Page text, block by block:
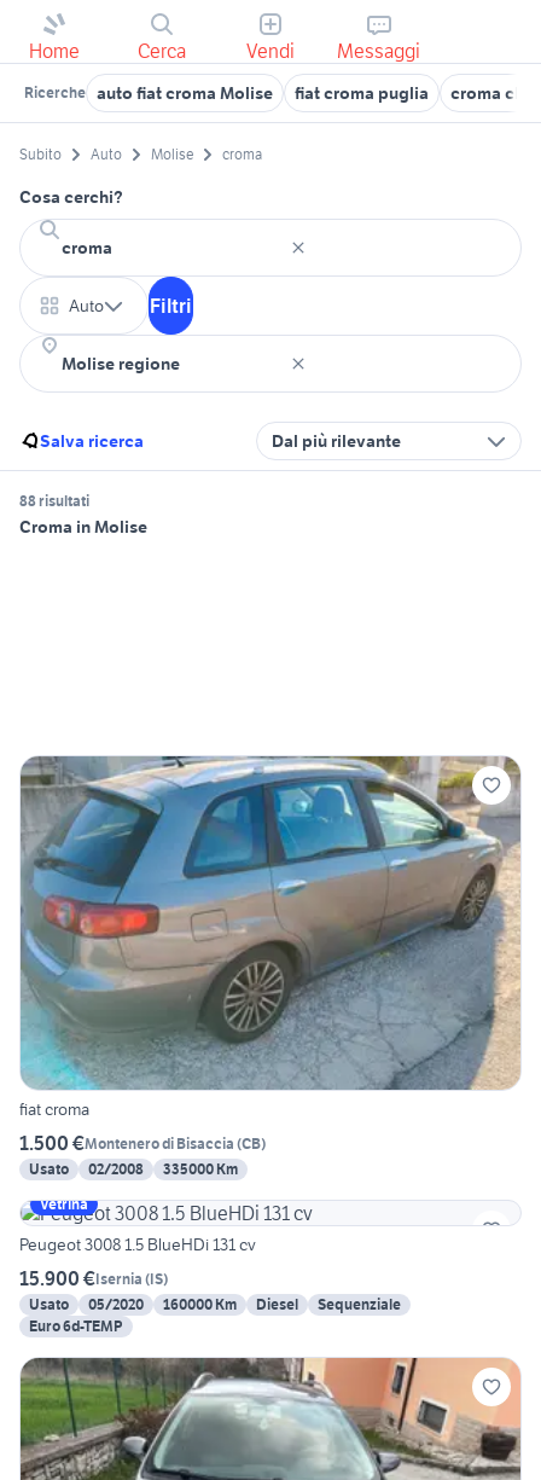
Home Cerca Vendi Messaggi
Ricerche auto fiat croma Molise fiat croma puglia croma cht
Subito Auto Molise croma
Cosa cerchi?
Auto Filtri
Salva ricerca Dal più rilevante
88 risultati
Croma in Molise
fiat croma
1.500 €Montenero di Bisaccia (CB)
Usato
02/2008
335000 Km
Vetrina
Peugeot 3008 1.5 BlueHDi 131 cv
15.900 €Isernia (IS)
Usato
05/2020 160000 Km Diesel
Sequenziale
Euro 6d-TEMP